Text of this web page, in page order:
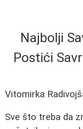
Najbolji
Postići
Vitomirka
Sve što treba da